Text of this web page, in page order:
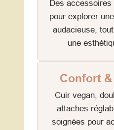
Des
pour explorer
audacieuse,
une
Confort
Cuir vegan,
attaches
soignées pour